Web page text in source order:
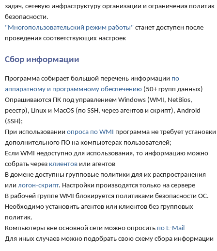
задач, сетевую инфраструктуру организации и ограничения политик
безопасности.
"Многопользовательский режим работы" станет доступен после
проведения соответствующих настроек
Сбор информации
Программа собирает большой перечень информации по
аппаратному и программному обеспечению (50+ групп данных)
Опрашиваются ПК под управлением Windows (WMI, NetBios,
реестр), Linux и MacOS (по SSH, через агентов и скрипт), Android
(SSH);
При использовании опроса по WMI программа не требует установки
дополнительного ПО на компьютерах пользователей;
Если WMI недоступно для использования, то информацию можно
собрать через клиентов или агентов
В домене доступны групповые политики для их распространения
или логон-скрипт. Настройки производятся только на сервере
В рабочей группе WMI блокируется политиками безопасности ОС.
Необходимо установить агентов или клиентов без групповых
политик.
Компьютеры вне основной сети можно опросить по E-Mail
Для иных случаев можно подобрать свою схему сбора информации